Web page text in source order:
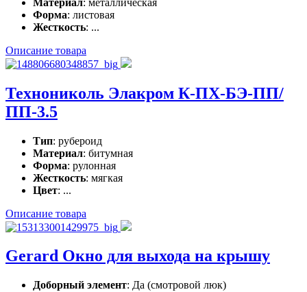
Форма: листовая
Жесткость: ...
Описание товара
Технониколь Элакром К-ПХ-БЭ-ПП/
ПП-3.5
Тип: рубероид
Материал: битумная
Форма: рулонная
Жесткость: мягкая
Цвет: ...
Описание товара
Gerard Окно для выхода на крышу
Доборный элемент: Да (смотровой люк)